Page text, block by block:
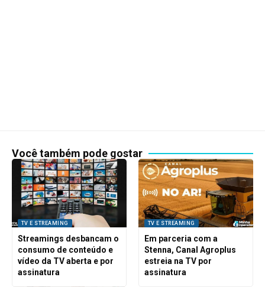
Você também pode gostar
TV E STREAMING
Streamings desbancam o
consumo de conteúdo e
vídeo da TV aberta e por
assinatura
TV E STREAMING
Em parceria com a
Stenna, Canal Agroplus
estreia na TV por
assinatura